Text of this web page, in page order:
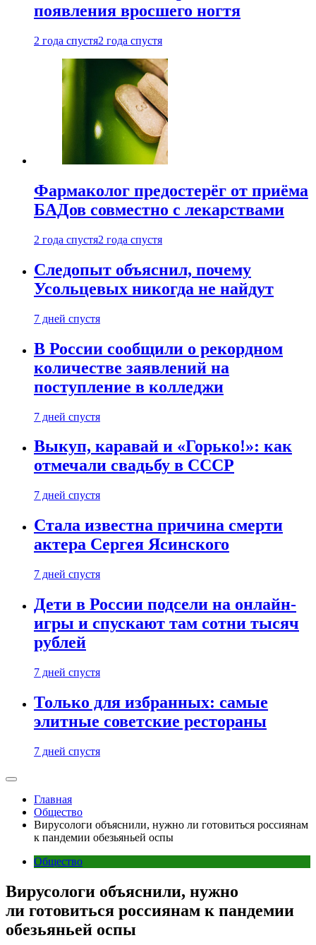
появления вросшего ногтя
2 года спустя2 года спустя
Фармаколог предостерёг от приёма
БАДов совместно с лекарствами
2 года спустя2 года спустя
Следопыт объяснил, почему
Усольцевых никогда не найдут
7 дней спустя
В России сообщили о рекордном
количестве заявлений на
поступление в колледжи
7 дней спустя
Выкуп, каравай и «Горько!»: как
отмечали свадьбу в СССР
7 дней спустя
Стала известна причина смерти
актера Сергея Ясинского
7 дней спустя
Дети в России подсели на онлайн-
игры и спускают там сотни тысяч
рублей
7 дней спустя
Только для избранных: самые
элитные советские рестораны
7 дней спустя
Главная
Общество
Вирусологи объяснили, нужно ли готовиться россиянам
к пандемии обезьяньей оспы
Общество
Вирусологи объяснили, нужно
ли готовиться россиянам к пандемии
обезьяньей оспы